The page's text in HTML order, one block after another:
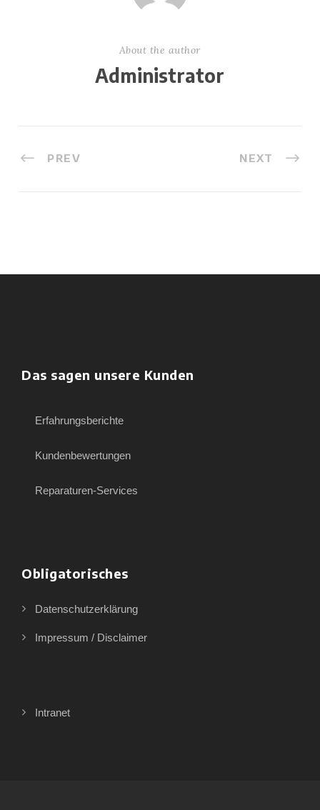
About the author
Administrator
PREV NEXT
Das sagen unsere Kunden
Erfahrungsberichte
Kundenbewertungen
Reparaturen-Services
Obligatorisches
Datenschutzerklärung
Impressum / Disclaimer
Intranet